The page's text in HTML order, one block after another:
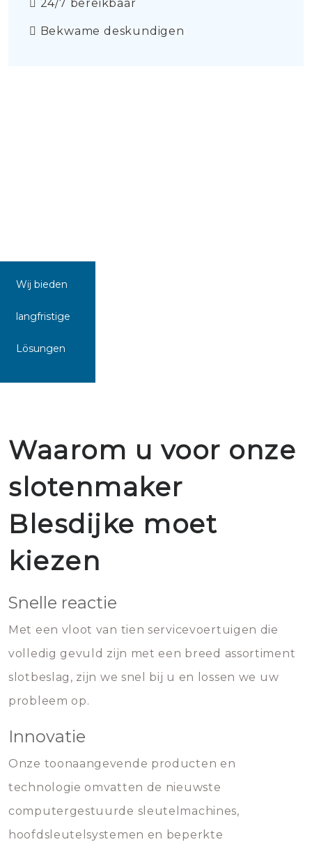
24/7 bereikbaar
Bekwame deskundigen
Wij bieden
langfristige
Lösungen
Waarom u voor onze
slotenmaker
Blesdijke moet
kiezen
Snelle reactie
Met een vloot van tien servicevoertuigen die
volledig gevuld zijn met een breed assortiment
slotbeslag, zijn we snel bij u en lossen we uw
probleem op.
Innovatie
Onze toonaangevende producten en
technologie omvatten de nieuwste
computergestuurde sleutelmachines,
hoofdsleutelsystemen en beperkte